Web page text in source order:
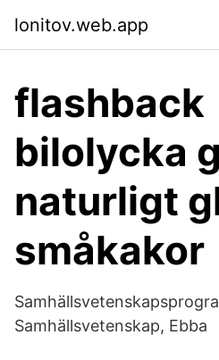
lonitov.web.app
flashback
bilolycka
naturligt
småkakor
Samhällsvetenskap, Ebba